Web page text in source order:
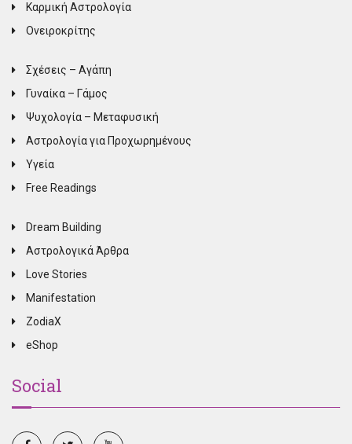
Καρμική Αστρολογία
Ονειροκρίτης
Σχέσεις – Αγάπη
Γυναίκα – Γάμος
Ψυχολογία – Μεταφυσική
Αστρολογία για Προχωρημένους
Υγεία
Free Readings
Dream Building
Αστρολογικά Άρθρα
Love Stories
Manifestation
ZodiaX
eShop
Social